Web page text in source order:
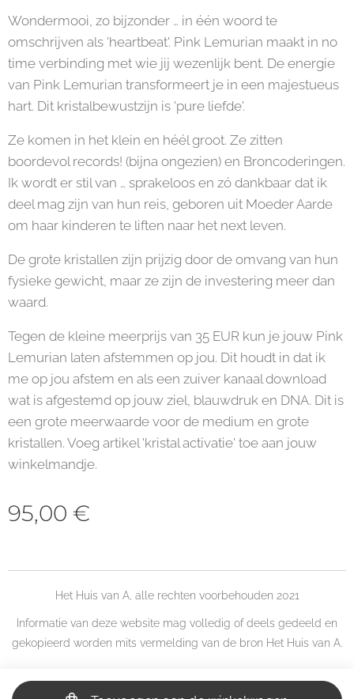
Wondermooi, zo bijzonder … in één woord te
omschrijven als 'heartbeat'. Pink Lemurian maakt in no
time verbinding met wie jij wezenlijk bent. De energie
van Pink Lemurian transformeert je in een majestueus
hart. Dit kristalbewustzijn is 'pure liefde'.
Ze komen in het klein en héél groot. Ze zitten
boordevol records! (bijna ongezien) en Broncoderingen.
Ik wordt er stil van … sprakeloos en zó dankbaar dat ik
deel mag zijn van hun reis, geboren uit Moeder Aarde
om haar kinderen te liften naar het next leven.
De grote kristallen zijn prijzig door de omvang van hun
fysieke gewicht, maar ze zijn de investering meer dan
waard.
Tegen de kleine meerprijs van 35 EUR kun je jouw Pink
Lemurian laten afstemmen op jou. Dit houdt in dat ik
me op jou afstem en als een zuiver kanaal download
wat is afgestemd op jouw ziel, blauwdruk en DNA. Dit is
een grote meerwaarde voor de medium en grote
kristallen. Voeg artikel 'kristal activatie' toe aan jouw
winkelmandje.
95,00 €
Het Huis van A, alle rechten voorbehouden 2021
Informatie van deze website mag volledig of deels gedeeld en
gekopieerd worden mits vermelding van de bron Het Huis van A.